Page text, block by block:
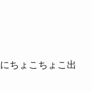
にちょこちょこ出